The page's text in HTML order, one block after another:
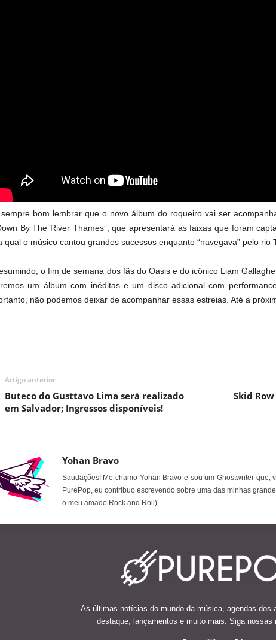
sempre bom lembrar que o novo álbum do roqueiro vai ser
By The River Thames”, que apresentará as faixas que foram
qual o músico cantou grandes sucessos enquanto “navegava” pelo rio
o fim de semana dos fãs do Oasis e do icônico Liam
um álbum com inéditas e um disco adicional com
não podemos deixar de acompanhar essas estreias. Até a
Artigo anterior
Buteco do Gusttavo Lima será realizado
em Salvador; Ingressos disponíveis!
Skid
Yohan Bravo
Saudações! Me chamo Yohan Bravo e sou um Ghostwriter
PurePop, eu contribuo escrevendo sobre uma das minhas
o meu amado Rock and Roll).
As últimas notícias do mundo da música, agendas dos
destaque, lançamentos e muito mais. Siga nossas